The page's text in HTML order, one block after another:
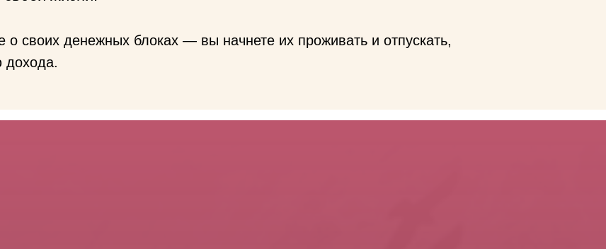
о своих денежных блоках — вы начнете их проживать и отпускать,
дохода.